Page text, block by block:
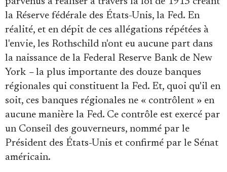
la Réserve fédérale des États-Unis, la Fed. En
réalité, et en dépit de ces allégations répétées à
l'envie, les Rothschild n'ont eu aucune part dans
la naissance de la Federal Reserve Bank de New
York –la plus importante des douze banques
régionales qui constituent la Fed. Et, quoi qu'il en
soit, ces banques régionales ne « contrôlent » en
aucune manière la Fed. Ce contrôle est exercé par
un Conseil des gouverneurs, nommé par le
Président des États-Unis et confirmé par le Sénat
américain.